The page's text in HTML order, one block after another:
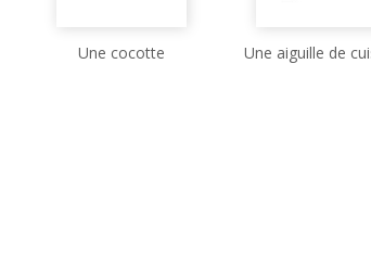
Une cocotte Une aiguille de